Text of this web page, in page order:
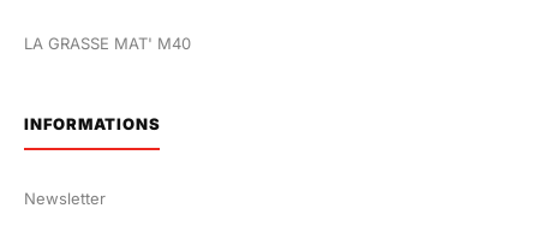
LA GRASSE MAT' M40
INFORMATIONS
Newsletter